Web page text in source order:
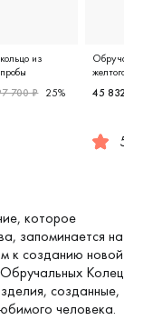
пробы,
из
платина 950 пробы,
700 ₽ 25%
желтого
45 832 ₽
5.0
которое
запоминается на
к созданию новой
Колец
созданные,
человека.